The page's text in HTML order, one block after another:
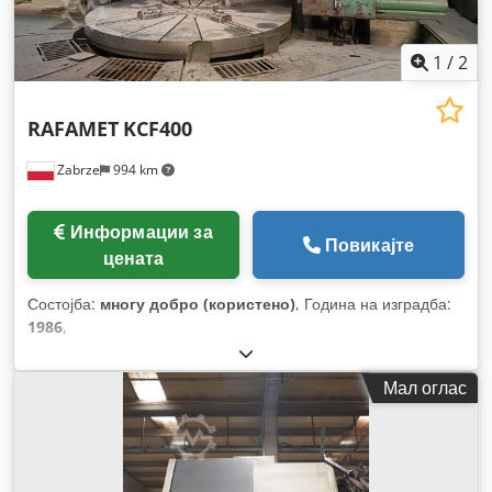
1 /2
Zabrze 994 km
RAFAMET KCF400
цената
Повикајте
Состојба: многу добро (користено), Година на изградба:
1986,
Мал оглас